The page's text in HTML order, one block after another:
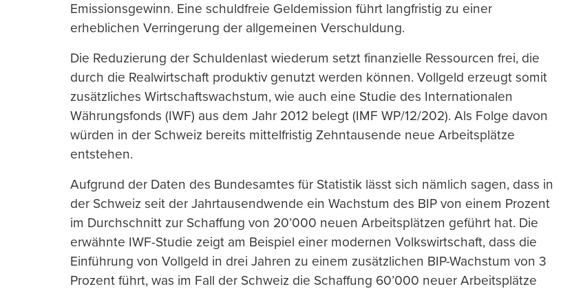
Emissionsgewinn. Eine schuldfreie Geldemission führt langfristig zu einer
erheblichen Verringerung der allgemeinen Verschuldung.
Die Reduzierung der Schuldenlast wiederum setzt finanzielle Ressourcen frei, die
durch die Realwirtschaft produktiv genutzt werden können. Vollgeld erzeugt somit
zusätzliches Wirtschaftswachstum, wie auch eine Studie des Internationalen
Währungsfonds (IWF) aus dem Jahr 2012 belegt (IMF WP/12/202). Als Folge davon
würden in der Schweiz bereits mittelfristig Zehntausende neue Arbeitsplätze
entstehen.
Aufgrund der Daten des Bundesamtes für Statistik lässt sich nämlich sagen, dass in
der Schweiz seit der Jahrtausendwende ein Wachstum des BIP von einem Prozent
im Durchschnitt zur Schaffung von 20’000 neuen Arbeitsplätzen geführt hat. Die
erwähnte IWF-Studie zeigt am Beispiel einer modernen Volkswirtschaft, dass die
Einführung von Vollgeld in drei Jahren zu einem zusätzlichen BIP-Wachstum von 3
Prozent führt, was im Fall der Schweiz die Schaffung 60’000 neuer Arbeitsplätze